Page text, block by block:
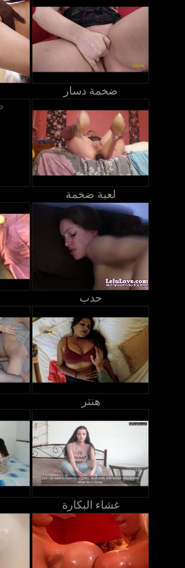
ضخمة دسار
لعبة ضخمة
حدب
هنتر
غشاء البكارة